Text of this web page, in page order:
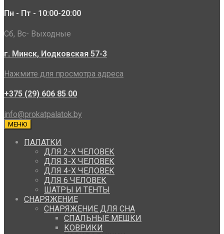
Пн - Пт - 10:00-20:00
Сб, Вс- Выходные
г. Минск, Иодковская 57-3
Нажмите для просмотра адреса
+375 (29) 606 85 00
info@prokatpalatok.by
МЕНЮ
ПАЛАТКИ
ДЛЯ 2-Х ЧЕЛОВЕК
ДЛЯ 3-Х ЧЕЛОВЕК
ДЛЯ 4-Х ЧЕЛОВЕК
ДЛЯ 6 ЧЕЛОВЕК
ШАТРЫ И ТЕНТЫ
СНАРЯЖЕНИЕ
СНАРЯЖЕНИЕ ДЛЯ СНА
СПАЛЬНЫЕ МЕШКИ
КОВРИКИ